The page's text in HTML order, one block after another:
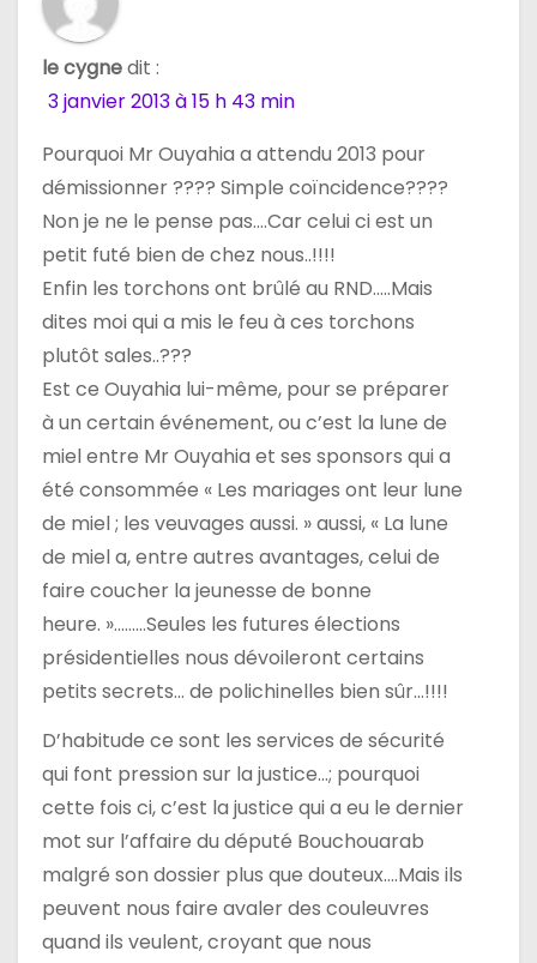
le cygnedit :
3 janvier 2013 à 15 h 43 min
Pourquoi Mr Ouyahia a attendu 2013 pour
démissionner ???? Simple coïncidence????
Non je ne le pense pas….Car celui ci est un
petit futé bien de chez nous..!!!!
Enfin les torchons ont brûlé au RND…..Mais
dites moi qui a mis le feu à ces torchons
plutôt sales..???
Est ce Ouyahia lui-même, pour se préparer
à un certain événement, ou c’est la lune de
miel entre Mr Ouyahia et ses sponsors qui a
été consommée « Les mariages ont leur lune
de miel ; les veuvages aussi. » aussi, « La lune
de miel a, entre autres avantages, celui de
faire coucher la jeunesse de bonne
heure. »………Seules les futures élections
présidentielles nous dévoileront certains
petits secrets… de polichinelles bien sûr…!!!!
D’habitude ce sont les services de sécurité
qui font pression sur la justice…; pourquoi
cette fois ci, c’est la justice qui a eu le dernier
mot sur l’affaire du député Bouchouarab
malgré son dossier plus que douteux….Mais ils
peuvent nous faire avaler des couleuvres
quand ils veulent, croyant que nous